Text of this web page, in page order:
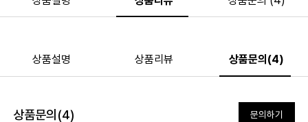
상품설명 상품리뷰 상품문의(4)
상품문의(4) 문의하기